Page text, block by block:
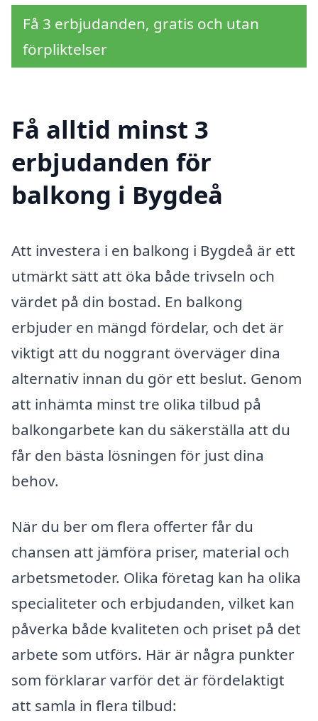
Få 3 erbjudanden, gratis och utan
förpliktelser
Få alltid minst 3
erbjudanden för
balkong i Bygdeå
Att investera i en balkong i Bygdeå är ett
utmärkt sätt att öka både trivseln och
värdet på din bostad. En balkong
erbjuder en mängd fördelar, och det är
viktigt att du noggrant överväger dina
alternativ innan du gör ett beslut. Genom
att inhämta minst tre olika tilbud på
balkongarbete kan du säkerställa att du
får den bästa lösningen för just dina
behov.
När du ber om flera offerter får du
chansen att jämföra priser, material och
arbetsmetoder. Olika företag kan ha olika
specialiteter och erbjudanden, vilket kan
påverka både kvaliteten och priset på det
arbete som utförs. Här är några punkter
som förklarar varför det är fördelaktigt
att samla in flera tilbud: